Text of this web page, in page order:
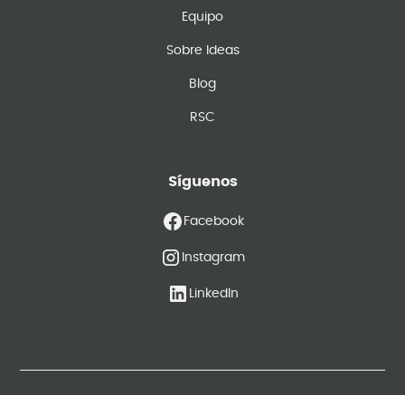
Equipo
Sobre Ideas
Blog
RSC
Síguenos
Facebook
Instagram
LinkedIn